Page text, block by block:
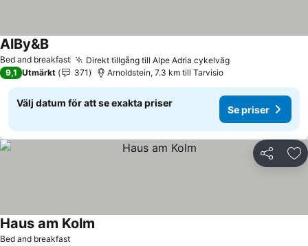
Bed and breakfast Direkt tillgång till Alpe Adria cykelvägSe priser
AlBy&BSe priser
9,1 Utmärkt 371 Arnoldstein, 7.3 km till Tarvisio
Välj datum för att se exakta priser
Se priser
Dela
Bed and breakfast
Haus am Kolm